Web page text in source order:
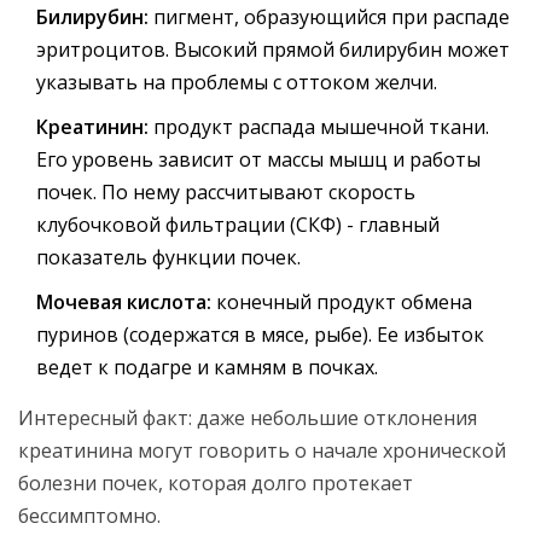
Билирубин: пигмент, образующийся при распаде
эритроцитов. Высокий прямой билирубин может
указывать на проблемы с оттоком желчи.
Креатинин: продукт распада мышечной ткани.
Его уровень зависит от массы мышц и работы
почек. По нему рассчитывают скорость
клубочковой фильтрации (СКФ) - главный
показатель функции почек.
Мочевая кислота: конечный продукт обмена
пуринов (содержатся в мясе, рыбе). Ее избыток
ведет к подагре и камням в почках.
Интересный факт: даже небольшие отклонения
креатинина могут говорить о начале хронической
болезни почек, которая долго протекает
бессимптомно.